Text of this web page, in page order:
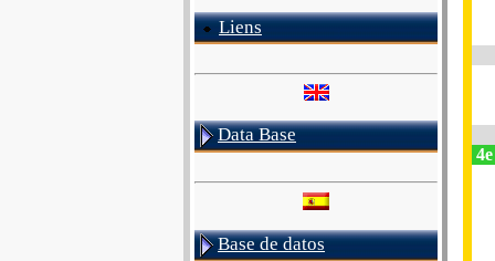
Liens
Data Base
Base de datos